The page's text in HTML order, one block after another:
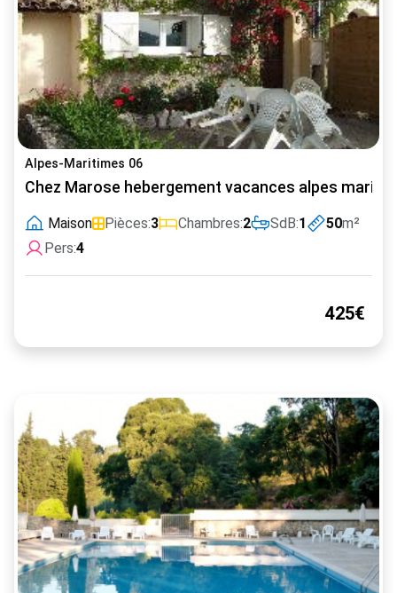
Alpes-Maritimes 06
Chez Marose hebergement vacances alpes
Maison Pièces:3 Chambres:2 SdB:1 50m²
Pers:4
425€